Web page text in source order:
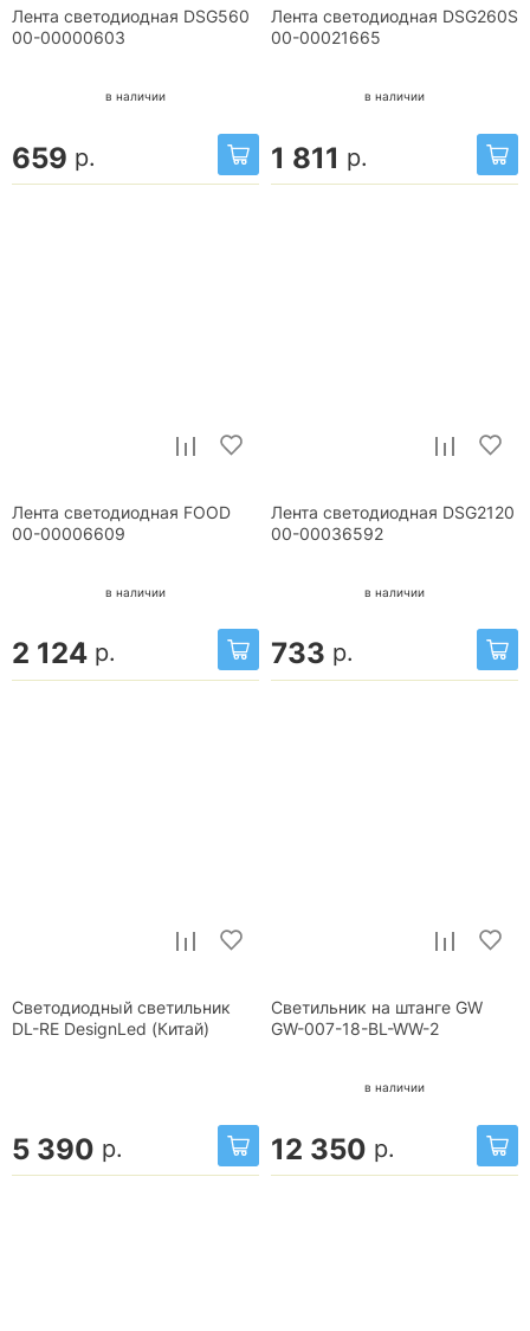
Лента светодиодная DSG560
00-00000603
в наличии
659 р.
Лента светодиодная DSG260S
00-00021665
в наличии
1 811 р.
Лента светодиодная FOOD
00-00006609
в наличии
2 124 р.
Лента светодиодная DSG2120
00-00036592
в наличии
733 р.
Светодиодный светильник
DL-RE DesignLed (Китай)
5 390 р.
Светильник на штанге GW
GW-007-18-BL-WW-2
в наличии
12 350 р.